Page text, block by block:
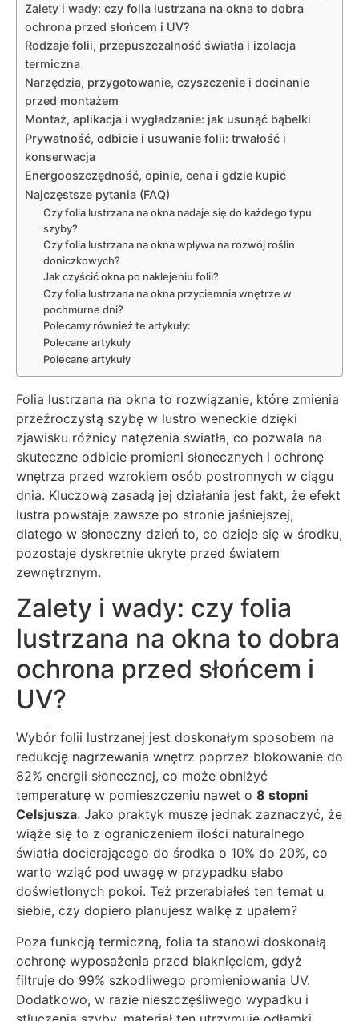
Zalety i wady: czy folia lustrzana na okna to dobra
ochrona przed słońcem i UV?
Rodzaje folii, przepuszczalność światła i izolacja
termiczna
Narzędzia, przygotowanie, czyszczenie i docinanie
przed montażem
Montaż, aplikacja i wygładzanie: jak usunąć bąbelki
Prywatność, odbicie i usuwanie folii: trwałość i
konserwacja
Energooszczędność, opinie, cena i gdzie kupić
Najczęstsze pytania (FAQ)
Czy folia lustrzana na okna nadaje się do każdego typu
szyby?
Czy folia lustrzana na okna wpływa na rozwój roślin
doniczkowych?
Jak czyścić okna po naklejeniu folii?
Czy folia lustrzana na okna przyciemnia wnętrze w
pochmurne dni?
Polecamy również te artykuły:
Polecane artykuły
Polecane artykuły
Folia lustrzana na okna to rozwiązanie, które zmienia
przeźroczystą szybę w lustro weneckie dzięki
zjawisku różnicy natężenia światła, co pozwala na
skuteczne odbicie promieni słonecznych i ochronę
wnętrza przed wzrokiem osób postronnych w ciągu
dnia. Kluczową zasadą jej działania jest fakt, że efekt
lustra powstaje zawsze po stronie jaśniejszej,
dlatego w słoneczny dzień to, co dzieje się w środku,
pozostaje dyskretnie ukryte przed światem
zewnętrznym.
Zalety i wady: czy folia
lustrzana na okna to dobra
ochrona przed słońcem i
UV?
Wybór folii lustrzanej jest doskonałym sposobem na
redukcję nagrzewania wnętrz poprzez blokowanie do
82% energii słonecznej, co może obniżyć
temperaturę w pomieszczeniu nawet o 8 stopni
Celsjusza. Jako praktyk muszę jednak zaznaczyć, że
wiąże się to z ograniczeniem ilości naturalnego
światła docierającego do środka o 10% do 20%, co
warto wziąć pod uwagę w przypadku słabo
doświetlonych pokoi. Też przerabiałeś ten temat u
siebie, czy dopiero planujesz walkę z upałem?
Poza funkcją termiczną, folia ta stanowi doskonałą
ochronę wyposażenia przed blaknięciem, gdyż
filtruje do 99% szkodliwego promieniowania UV.
Dodatkowo, w razie nieszczęśliwego wypadku i